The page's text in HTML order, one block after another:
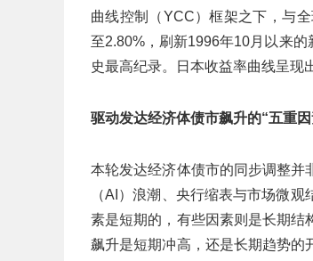
曲线控制（YCC）框架之下，与
至2.80%，刷新1996年10月以来
史最高纪录。日本收益率曲线呈现
驱动发达经济体债市飙升的“五重因
本轮发达经济体债市的同步调整并
（AI）浪潮、央行缩表与市场微
素是短期的，有些因素则是长期结
飙升是短期冲高，还是长期趋势的